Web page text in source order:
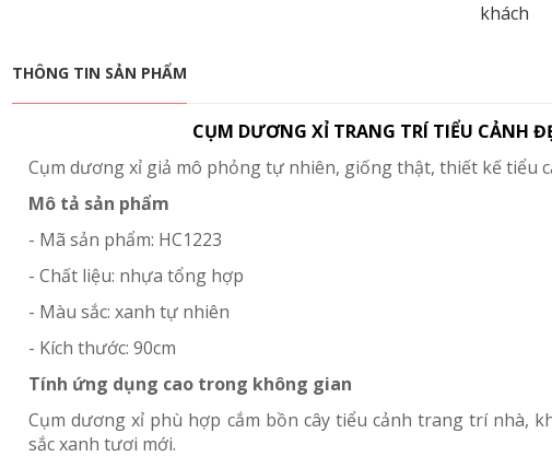
khách
THÔNG TIN SẢN PHẨM
CỤM DƯƠNG XỈ TRANG TRÍ TIỂU CẢNH
Cụm dương xỉ giả mô phỏng tự nhiên, giống thật, thiết kế tiểu
Mô tả sản phẩm
- Mã sản phẩm: HC1223
- Chất liệu: nhựa tổng hợp
- Màu sắc: xanh tự nhiên
- Kích thước: 90cm
Tính ứng dụng cao trong không gian
Cụm dương xỉ phù hợp cắm bồn cây tiểu cảnh trang trí nhà,
sắc xanh tươi mới.